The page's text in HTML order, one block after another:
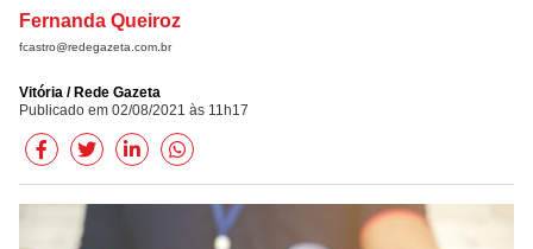
Fernanda Queiroz
fcastro@redegazeta.com.br
Vitória / Rede Gazeta
Publicado em 02/08/2021 às 11h17